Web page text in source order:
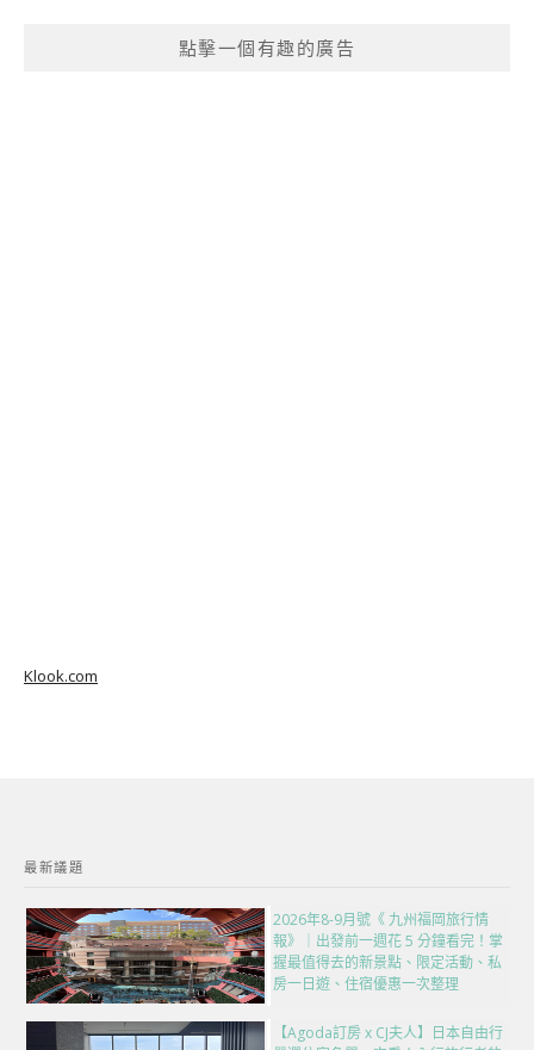
點擊一個有趣的廣告
Klook.com
最新議題
2026年8-9月號《 九州福岡旅行情
報》｜出發前一週花 5 分鐘看完！掌
握最值得去的新景點、限定活動、私
房一日遊、住宿優惠一次整理
【Agoda訂房 x CJ夫人】日本自由行